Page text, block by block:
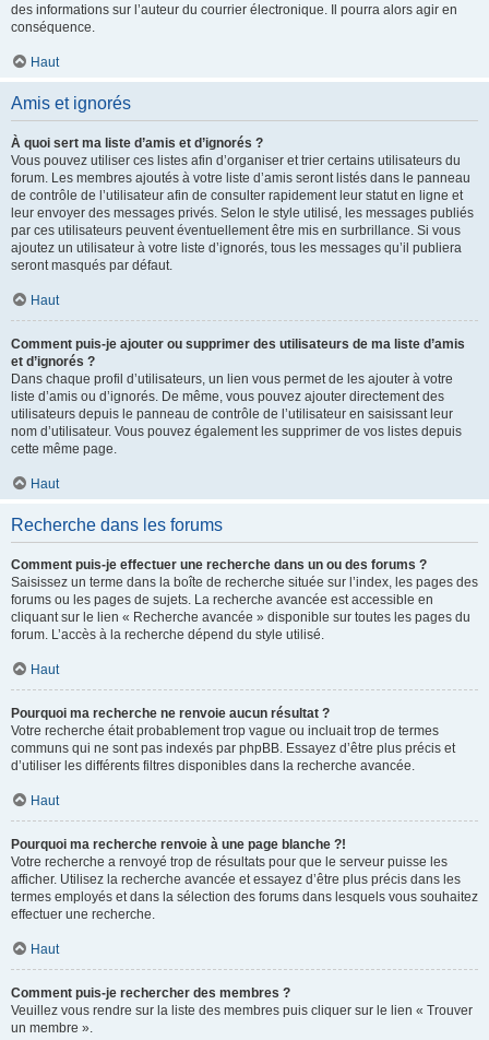
des informations sur l’auteur du courrier électronique. Il pourra alors agir en
conséquence.
Haut
Amis et ignorés
À quoi sert ma liste d’amis et d’ignorés ?
Vous pouvez utiliser ces listes afin d’organiser et trier certains utilisateurs du
forum. Les membres ajoutés à votre liste d’amis seront listés dans le panneau
de contrôle de l’utilisateur afin de consulter rapidement leur statut en ligne et
leur envoyer des messages privés. Selon le style utilisé, les messages publiés
par ces utilisateurs peuvent éventuellement être mis en surbrillance. Si vous
ajoutez un utilisateur à votre liste d’ignorés, tous les messages qu’il publiera
seront masqués par défaut.
Haut
Comment puis-je ajouter ou supprimer des utilisateurs de ma liste d’amis
et d’ignorés ?
Dans chaque profil d’utilisateurs, un lien vous permet de les ajouter à votre
liste d’amis ou d’ignorés. De même, vous pouvez ajouter directement des
utilisateurs depuis le panneau de contrôle de l’utilisateur en saisissant leur
nom d’utilisateur. Vous pouvez également les supprimer de vos listes depuis
cette même page.
Haut
Recherche dans les forums
Comment puis-je effectuer une recherche dans un ou des forums ?
Saisissez un terme dans la boîte de recherche située sur l’index, les pages des
forums ou les pages de sujets. La recherche avancée est accessible en
cliquant sur le lien « Recherche avancée » disponible sur toutes les pages du
forum. L’accès à la recherche dépend du style utilisé.
Haut
Pourquoi ma recherche ne renvoie aucun résultat ?
Votre recherche était probablement trop vague ou incluait trop de termes
communs qui ne sont pas indexés par phpBB. Essayez d’être plus précis et
d’utiliser les différents filtres disponibles dans la recherche avancée.
Haut
Pourquoi ma recherche renvoie à une page blanche ?!
Votre recherche a renvoyé trop de résultats pour que le serveur puisse les
afficher. Utilisez la recherche avancée et essayez d’être plus précis dans les
termes employés et dans la sélection des forums dans lesquels vous souhaitez
effectuer une recherche.
Haut
Comment puis-je rechercher des membres ?
Veuillez vous rendre sur la liste des membres puis cliquer sur le lien « Trouver
un membre ».